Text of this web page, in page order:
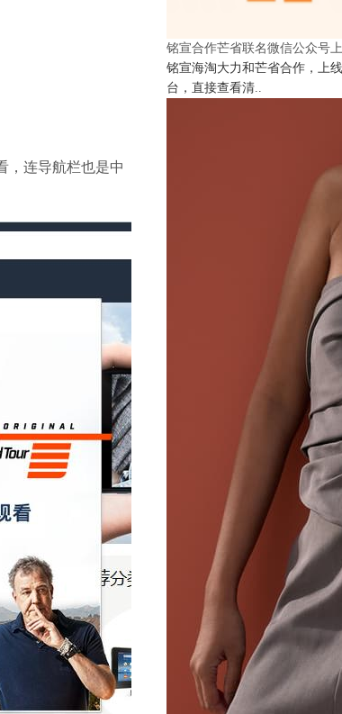
，连导航栏也是中
铭宣合作芒省联名微信公众号
铭宣海淘大力和芒省合作，上
台，直接查看清..